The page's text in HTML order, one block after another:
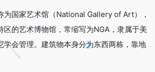
为国家艺术馆（National Gallery of Art），
区的艺术博物馆，常缩写为NGA，隶属于美
学会管理。建筑物本身分为东西两栋，靠地